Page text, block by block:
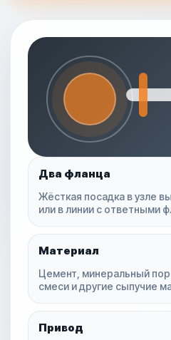
Два фланца
Жёсткая посадка в узле
или в линии с ответными
Материал
Цемент, минеральный
смеси и другие сыпучие
Привод